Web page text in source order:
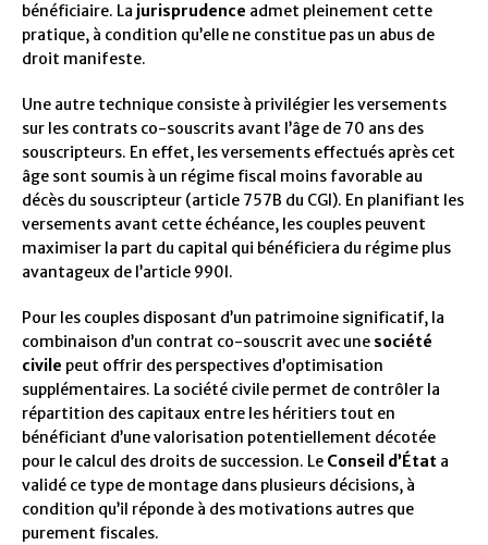
bénéficiaire. La jurisprudence admet pleinement cette
pratique, à condition qu’elle ne constitue pas un abus de
droit manifeste.
Une autre technique consiste à privilégier les versements
sur les contrats co-souscrits avant l’âge de 70 ans des
souscripteurs. En effet, les versements effectués après cet
âge sont soumis à un régime fiscal moins favorable au
décès du souscripteur (article 757B du CGI). En planifiant les
versements avant cette échéance, les couples peuvent
maximiser la part du capital qui bénéficiera du régime plus
avantageux de l’article 990I.
Pour les couples disposant d’un patrimoine significatif, la
combinaison d’un contrat co-souscrit avec une société
civile peut offrir des perspectives d’optimisation
supplémentaires. La société civile permet de contrôler la
répartition des capitaux entre les héritiers tout en
bénéficiant d’une valorisation potentiellement décotée
pour le calcul des droits de succession. Le Conseil d’État a
validé ce type de montage dans plusieurs décisions, à
condition qu’il réponde à des motivations autres que
purement fiscales.